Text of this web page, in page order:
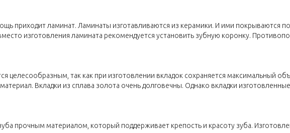
приходит ламинат. Ламинаты изготавливаются из керамики. И ими покрываются
изготовления ламината рекомендуется установить зубную коронку.
целесообразным, так как при изготовлении вкладок сохраняется максимальный
Вкладки из сплава золота очень долговечны. Однако вкладки
прочным материалом, который поддерживает крепость и красоту зуба.